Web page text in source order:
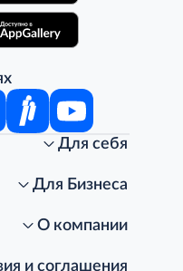
Для себя
и баланс
Для Бизнеса
О компании
и соглашения